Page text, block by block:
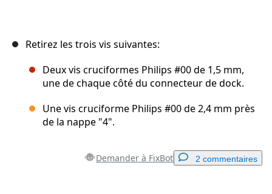
Retirez les trois vis suivantes:
Deux vis cruciformes Philips #00 de 1,5 mm,
une de chaque côté du connecteur de dock.
Une vis cruciforme Philips #00 de 2,4 mm près
de la nappe "4".
Demander à FixBot 2 commentaires